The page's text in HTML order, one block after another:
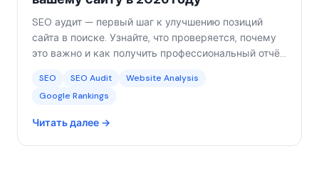
SEO аудит — первый шаг к улучшению позиций
сайта в поиске. Узнайте, что проверяется, почему
это важно и как получить профессиональный отчёт
SEO SEO Audit
Website Analysis
Google Rankings
Читать далее →